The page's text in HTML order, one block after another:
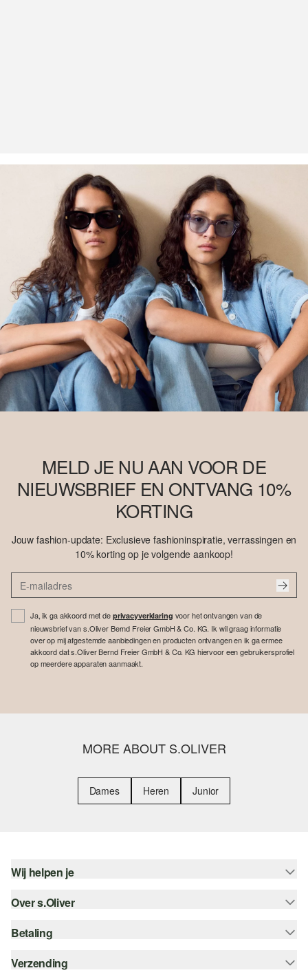
MELD JE NU AAN VOOR DE
NIEUWSBRIEF EN ONTVANG 10%
KORTING
Jouw fashion-update: Exclusieve fashioninspiratie, verrassingen en
10% korting op je volgende aankoop!
Ja, ik ga akkoord met de privacyverklaring voor het ontvangen van de
nieuwsbrief van s.Oliver Bernd Freier GmbH & Co. KG. Ik wil graag informatie
over op mij afgestemde aanbiedingen en producten ontvangen en ik ga ermee
akkoord dat s.Oliver Bernd Freier GmbH & Co. KG hiervoor een gebruikersprofiel
op meerdere apparaten aanmaakt.
MORE ABOUT S.OLIVER
Dames Heren Junior
Wij helpen je
Help - FAQ
Maattabel
Top categorieën
Over s.Oliver
Nieuwsbrief
s.Oliver Card
Betaling
Koop op rekening
Verzending